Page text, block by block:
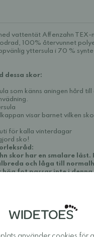
vattentät Affenzahn TEX-
100% återvunnet
yttersula i 70 %
dessa skor:
som känns aningen hård
visar barnet vilken
för kalla vinterdagar
sko!
skor har en smalare läst.
och låga till
hög fot passar inte i
foder omsluter foten riktigt
smal fot. Hennes fot är 15.5
bra. Denna modell, eller